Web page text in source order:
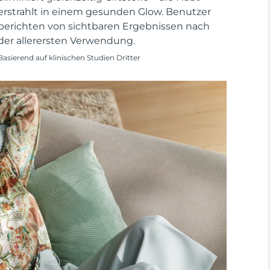
in einem gesunden Glow. Benutzer
von sichtbaren Ergebnissen nach
allerersten Verwendung.
auf klinischen Studien Dritter